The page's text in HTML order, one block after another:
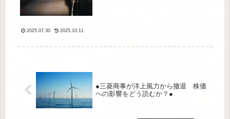
2025.07.30 2025.10.11
●三菱商事が洋上風力から撤退 株価
への影響をどう読むか？●